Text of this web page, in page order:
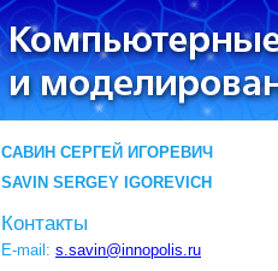
САВИН СЕРГЕЙ ИГОРЕВИЧ
SAVIN SERGEY IGOREVICH
Контакты
E-mail: s.savin@innopolis.ru